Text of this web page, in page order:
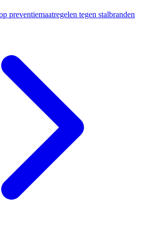
preventiemaatregelen tegen stalbranden